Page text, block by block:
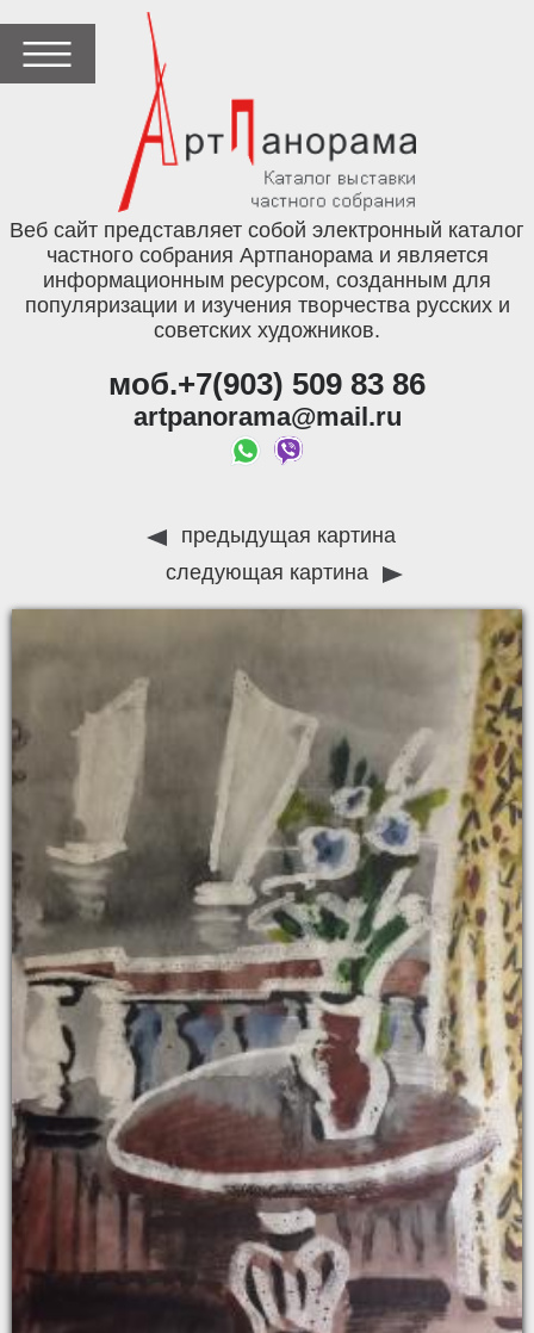
Веб сайт представляет собой электронный каталог
частного собрания Артпанорама и является
информационным ресурсом, созданным для
популяризации и изучения творчества русских и
советских художников.
моб.+7(903) 509 83 86
artpanorama@mail.ru
предыдущая картина
следующая картина